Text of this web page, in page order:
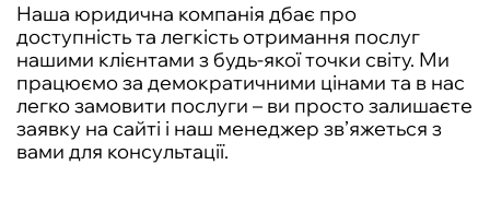
Наша юридична компанія дбає про
доступність та легкість отримання послуг
нашими клієнтами з будь-якої точки світу. Ми
працюємо за демократичними цінами та в нас
легко замовити послуги – ви просто залишаєте
заявку на сайті і наш менеджер зв’яжеться з
вами для консультації.